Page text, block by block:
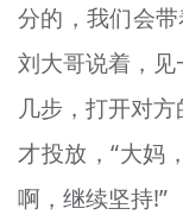
分的，我们会
刘大哥说着，
几步，打开对
才投放，“大妈
啊，继续坚持!”